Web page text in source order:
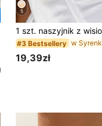
5
#3 Bestsellery
19,39zł